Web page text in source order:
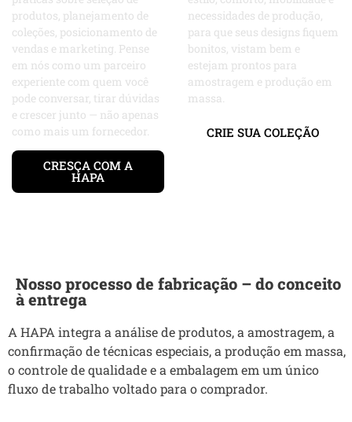
produtos, planejamento de
coleções, posicionamento de
vendas e marketing. Pense
em nós como um parceiro
experiente com quem você
pode conversar, tirar dúvidas
e crescer junto — não apenas
como mais um fornecedor.
CRESÇA COM A
HAPA
necessidades de produção,
para que seus designs fiquem
bonitos, vistam bem e
estejam prontos para
amostragem e produção em
massa.
CRIE SUA COLEÇÃO
Nosso processo de fabricação – do conceito
à entrega
A HAPA integra a análise de produtos, a amostragem, a
confirmação de técnicas especiais, a produção em massa,
o controle de qualidade e a embalagem em um único
fluxo de trabalho voltado para o comprador.